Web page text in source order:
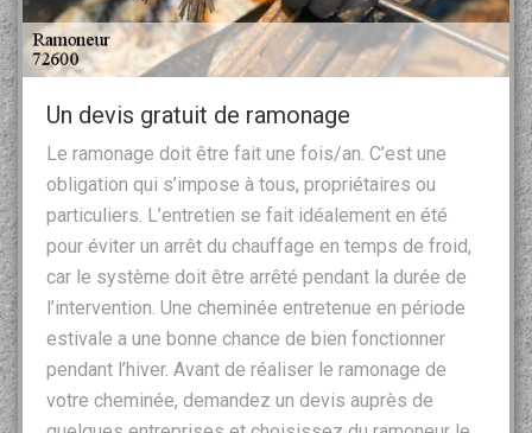
Un devis gratuit de ramonage
Le ramonage doit être fait une fois/an. C’est une
obligation qui s’impose à tous, propriétaires ou
particuliers. L’entretien se fait idéalement en été
pour éviter un arrêt du chauffage en temps de froid,
car le système doit être arrêté pendant la durée de
l’intervention. Une cheminée entretenue en période
estivale a une bonne chance de bien fonctionner
pendant l’hiver. Avant de réaliser le ramonage de
votre cheminée, demandez un devis auprès de